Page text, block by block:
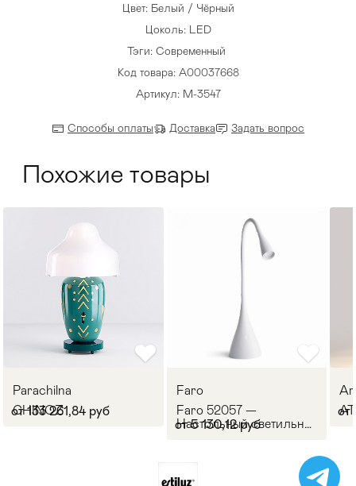
Цвет: Белый / Чёрный
Цоколь: LED
Тэги: Современный
Код товара: A00037668
Артикул: M-3547
Способы оплаты Доставка Задать вопрос
Похожие товары
Parachilna
CHINOZ
от 133 261,84 руб
Faro
Faro 52057 —
Настольный светильник
от 5 130,12 руб
от